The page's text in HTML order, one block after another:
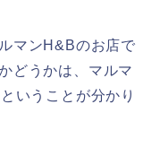
マンH&Bのお店で
どうかは、マルマ
いうことが分かり